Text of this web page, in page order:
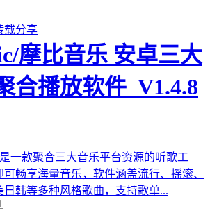
载分享
摩比音乐 安卓三大
合播放软件_V1.4.8
一款聚合三大音乐平台资源的听歌工
畅享海量音乐，软件涵盖流行、摇滚、
韩等多种风格歌曲，支持歌单...